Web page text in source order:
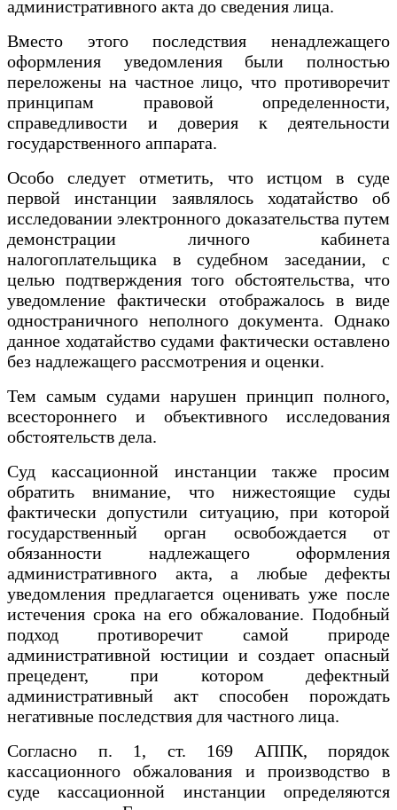
административного акта до сведения лица.
Вместо этого последствия ненадлежащего
оформления уведомления были полностью
переложены на частное лицо, что противоречит
принципам правовой определенности,
справедливости и доверия к деятельности
государственного аппарата.
Особо следует отметить, что истцом в суде
первой инстанции заявлялось ходатайство об
исследовании электронного доказательства путем
демонстрации личного кабинета
налогоплательщика в судебном заседании, с
целью подтверждения того обстоятельства, что
уведомление фактически отображалось в виде
одностраничного неполного документа. Однако
данное ходатайство судами фактически оставлено
без надлежащего рассмотрения и оценки.
Тем самым судами нарушен принцип полного,
всестороннего и объективного исследования
обстоятельств дела.
Суд кассационной инстанции также просим
обратить внимание, что нижестоящие суды
фактически допустили ситуацию, при которой
государственный орган освобождается от
обязанности надлежащего оформления
административного акта, а любые дефекты
уведомления предлагается оценивать уже после
истечения срока на его обжалование. Подобный
подход противоречит самой природе
административной юстиции и создает опасный
прецедент, при котором дефектный
административный акт способен порождать
негативные последствия для частного лица.
Согласно п. 1, ст. 169 АППК, порядок
кассационного обжалования и производство в
суде кассационной инстанции определяются